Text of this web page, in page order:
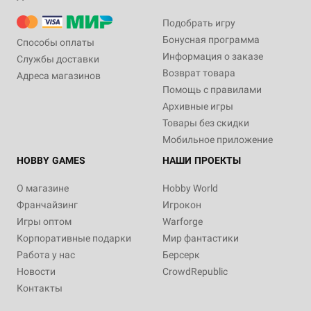
Способы оплаты
Службы доставки
Адреса магазинов
Подобрать игру
Бонусная программа
Информация о заказе
Возврат товара
Помощь с правилами
Архивные игры
Товары без скидки
Мобильное приложение
HOBBY GAMES
О магазине
Франчайзинг
Игры оптом
Корпоративные подарки
Работа у нас
Новости
Контакты
НАШИ ПРОЕКТЫ
Hobby World
Игрокон
Warforge
Мир фантастики
Берсерк
CrowdRepublic